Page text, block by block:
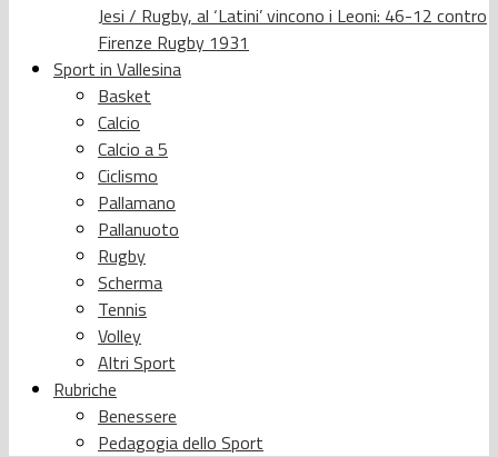
Jesi / Rugby, al ‘Latini’ vincono i Leoni: 46-12 contro
Firenze Rugby 1931
Sport in Vallesina
Basket
Calcio
Calcio a 5
Ciclismo
Pallamano
Pallanuoto
Rugby
Scherma
Tennis
Volley
Altri Sport
Rubriche
Benessere
Pedagogia dello Sport